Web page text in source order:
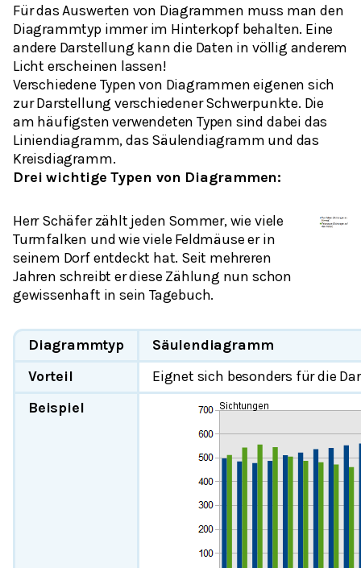
Für das Auswerten von Diagrammen muss man den
Diagrammtyp immer im Hinterkopf behalten. Eine
andere Darstellung kann die Daten in völlig anderem
Licht erscheinen lassen!
Verschiedene Typen von Diagrammen eigenen sich
zur Darstellung verschiedener Schwerpunkte. Die
am häufigsten verwendeten Typen sind dabei das
Liniendiagramm, das Säulendiagramm und das
Kreisdiagramm.
Drei wichtige Typen von Diagrammen:
Herr Schäfer zählt jeden Sommer, wie viele
Turmfalken und wie viele Feldmäuse er in
seinem Dorf entdeckt hat. Seit mehreren
Jahren schreibt er diese Zählung nun schon
gewissenhaft in sein Tagebuch.
Diagrammtyp
Säulendiagramm
Vorteil
Eignet sich besonders für die
Beispiel